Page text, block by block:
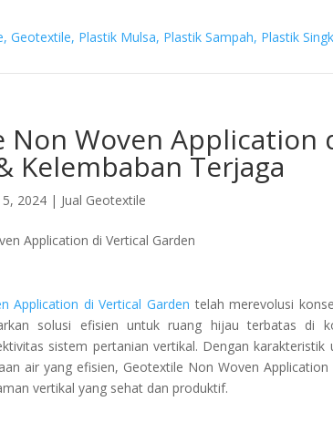
Non Woven Application
Kelembaban Terjaga
2024 | Jual Geotextile
Application di Vertical Garden telah merevolusi
solusi efisien untuk ruang hijau terbatas di
sistem pertanian vertikal. Dengan
air yang efisien, Geotextile Non Woven
vertikal yang sehat dan produktif.